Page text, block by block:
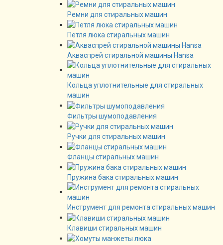
Ремни для стиральных машин
Петля люка стиральных машин
Акваспрей стиральной машины Hansa
Кольца уплотнительные для стиральных
машин
Фильтры шумоподавления
Ручки для стиральных машин
Фланцы стиральных машин
Пружина бака стиральных машин
Инструмент для ремонта стиральных машин
Клавиши стиральных машин